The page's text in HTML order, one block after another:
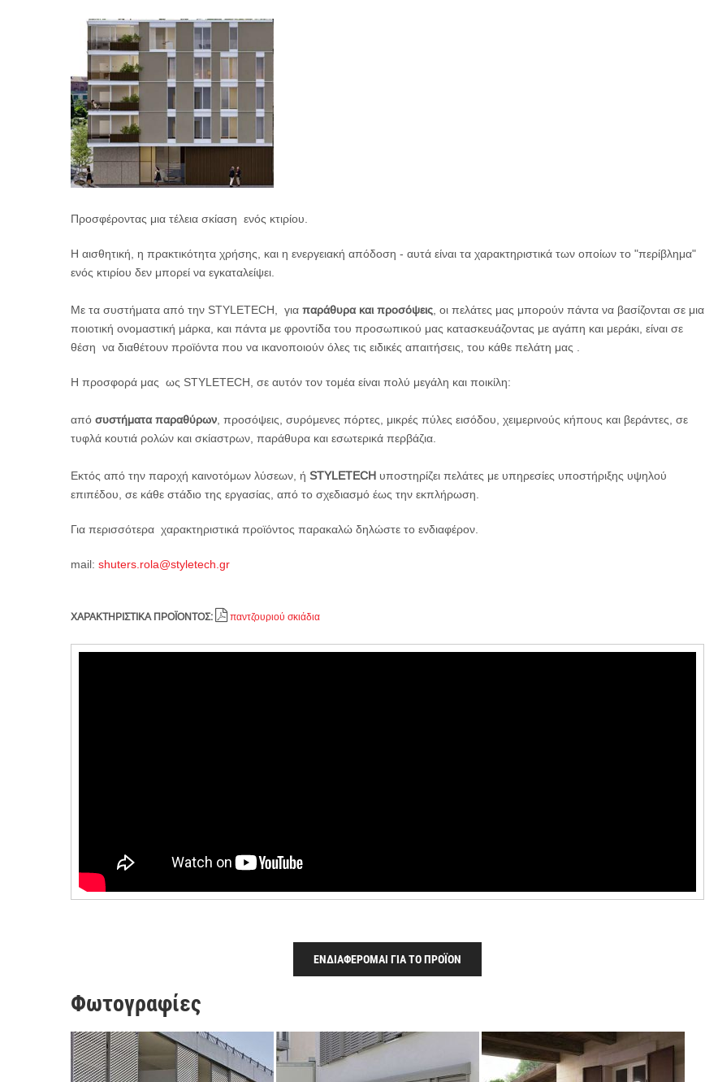
Προσφέροντας μια τέλεια σκίαση ενός κτιρίου.
Η αισθητική, η πρακτικότητα χρήσης, και η ενεργειακή απόδοση - αυτά είναι τα χαρακτηριστικά των οποίων το "περίβλημα"
ενός κτιρίου δεν μπορεί να εγκαταλείψει.
Με τα συστήματα από την STYLETECH, για παράθυρα και προσόψεις , οι πελάτες μας μπορούν πάντα να βασίζονται σε μια
ποιοτική ονομαστική μάρκα, και πάντα με φροντίδα του προσωπικού μας κατασκευάζοντας με αγάπη και μεράκι, είναι σε
θέση να διαθέτουν προϊόντα που να ικανοποιούν όλες τις ειδικές απαιτήσεις, του κάθε πελάτη μας .
Η προσφορά μας ως STYLETECH, σε αυτόν τον τομέα είναι πολύ μεγάλη και ποικίλη:
από συστήματα παραθύρων , προσόψεις, συρόμενες πόρτες, μικρές πύλες εισόδου, χειμερινούς κήπους και βεράντες, σε
τυφλά κουτιά ρολών και σκίαστρων, παράθυρα και εσωτερικά περβάζια.
Εκτός από την παροχή καινοτόμων λύσεων, ή STYLETECH υποστηρίζει πελάτες με υπηρεσίες υποστήριξης υψηλού
επιπέδου, σε κάθε στάδιο της εργασίας, από το σχεδιασμό έως την εκπλήρωση.
Για περισσότερα χαρακτηριστικά προϊόντος παρακαλώ δηλώστε το ενδιαφέρον.
mail: shuters.rola@styletech.gr
ΧΑΡΑΚΤΗΡΙΣΤΙΚΑ ΠΡΟΪΟΝΤΟΣ: παντζουριού σκιάδια
ΕΝΔΙΑΦΕΡΟΜΑΙ ΓΙΑ ΤΟ ΠΡΟΪΟΝ
Φωτογραφίες